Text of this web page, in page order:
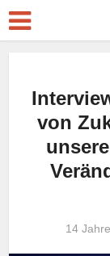
von
14